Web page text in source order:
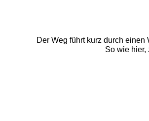
Der Weg führt kurz durch
So wie